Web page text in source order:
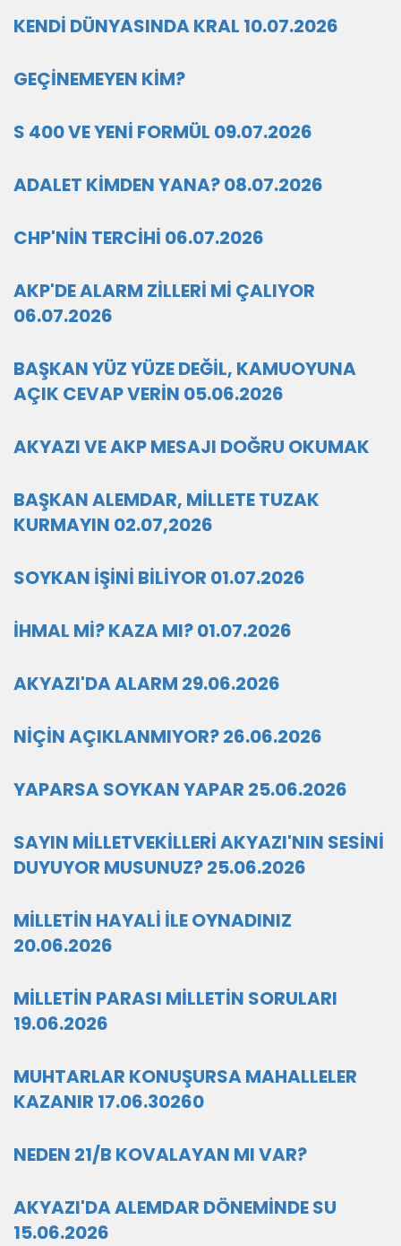
KENDİ DÜNYASINDA KRAL 10.07.2026
GEÇİNEMEYEN KİM?
S 400 VE YENİ FORMÜL 09.07.2026
ADALET KİMDEN YANA? 08.07.2026
CHP'NİN TERCİHİ 06.07.2026
AKP'DE ALARM ZİLLERİ Mİ ÇALIYOR
06.07.2026
BAŞKAN YÜZ YÜZE DEĞİL, KAMUOYUNA
AÇIK CEVAP VERİN 05.06.2026
AKYAZI VE AKP MESAJI DOĞRU OKUMAK
BAŞKAN ALEMDAR, MİLLETE TUZAK
KURMAYIN 02.07,2026
SOYKAN İŞİNİ BİLİYOR 01.07.2026
İHMAL Mİ? KAZA MI? 01.07.2026
AKYAZI'DA ALARM 29.06.2026
NİÇİN AÇIKLANMIYOR? 26.06.2026
YAPARSA SOYKAN YAPAR 25.06.2026
SAYIN MİLLETVEKİLLERİ AKYAZI'NIN SESİNİ
DUYUYOR MUSUNUZ? 25.06.2026
MİLLETİN HAYALİ İLE OYNADINIZ
20.06.2026
MİLLETİN PARASI MİLLETİN SORULARI
19.06.2026
MUHTARLAR KONUŞURSA MAHALLELER
KAZANIR 17.06.30260
NEDEN 21/B KOVALAYAN MI VAR?
AKYAZI'DA ALEMDAR DÖNEMİNDE SU
15.06.2026